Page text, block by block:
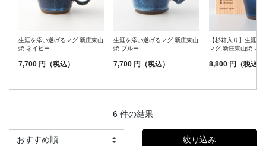
生涯を添い遂げるマグ 新庄東山
焼 ネイビー
7,700 円（税込）
生涯を添い遂げるマグ 新庄東山
焼 ブルー
7,700 円（税込）
【杉箱入り】生涯を
マグ 新庄東山焼 ネ
8,800 円（税込）
6 件の結果
絞り込み